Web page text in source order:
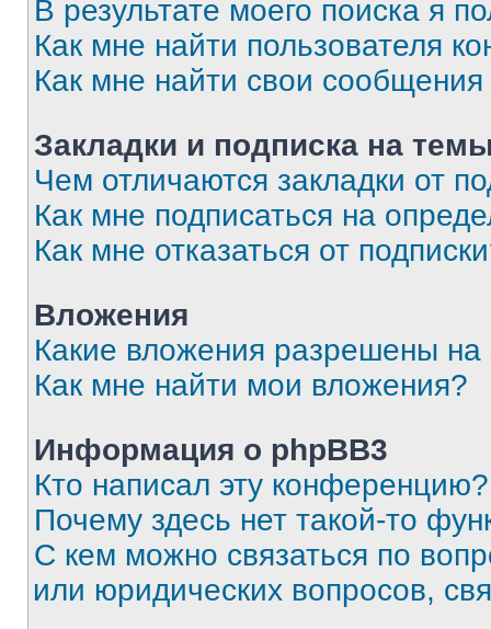
В результате моего поиска я
Как мне найти пользователя
Как мне найти свои
Закладки и подписка на
Чем отличаются закладки от
Как мне подписаться на
Как мне отказаться от
Вложения
Какие вложения разрешены
Как мне найти мои вложения?
Информация о phpBB3
Кто написал эту конференцию?
Почему здесь нет такой-то
С кем можно связаться по
или юридических вопросов,